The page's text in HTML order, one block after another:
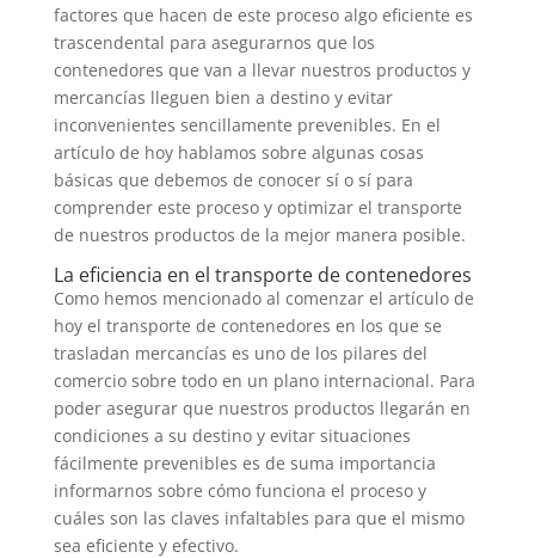
factores que hacen de este proceso algo eficiente es
trascendental para asegurarnos que los
contenedores que van a llevar nuestros productos y
mercancías lleguen bien a destino y evitar
inconvenientes sencillamente prevenibles. En el
artículo de hoy hablamos sobre algunas cosas
básicas que debemos de conocer sí o sí para
comprender este proceso y optimizar el transporte
de nuestros productos de la mejor manera posible.
La eficiencia en el transporte de contenedores
Como hemos mencionado al comenzar el artículo de
hoy el transporte de contenedores en los que se
trasladan mercancías es uno de los pilares del
comercio sobre todo en un plano internacional. Para
poder asegurar que nuestros productos llegarán en
condiciones a su destino y evitar situaciones
fácilmente prevenibles es de suma importancia
informarnos sobre cómo funciona el proceso y
cuáles son las claves infaltables para que el mismo
sea eficiente y efectivo.